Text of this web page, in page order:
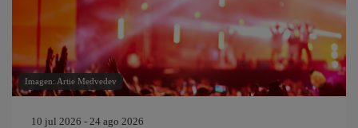
Imagen: Artie Medvedev
10 jul 2026 - 24 ago 2026